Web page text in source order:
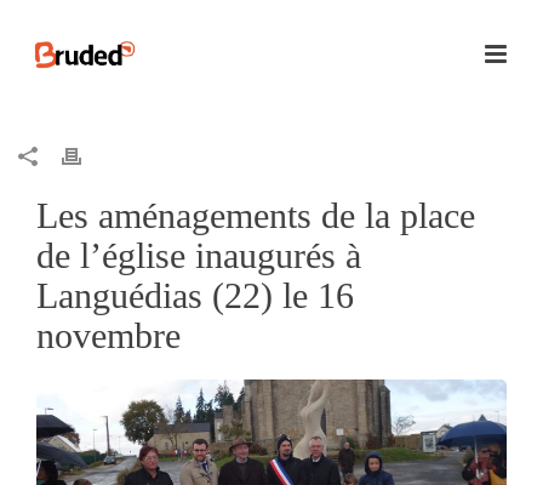
Les aménagements de la place
de l’église inaugurés à
Languédias (22) le 16
novembre